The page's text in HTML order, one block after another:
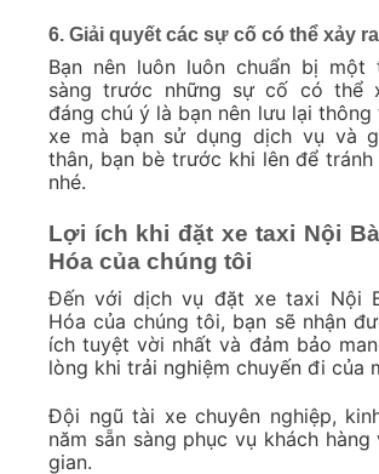
6. Giải quyết các sự cố có thể xảy ra
Bạn nên luôn luôn chuẩn bị một
sàng trước những sự cố có thể
đáng chú ý là bạn nên lưu lại thông
xe mà bạn sử dụng dịch vụ và
thân, bạn bè trước khi lên để
nhé.
Lợi ích khi đặt xe taxi Nội
Hóa của chúng tôi
Đến với dịch vụ đặt xe taxi Nội
Hóa của chúng tôi, bạn sẽ nhận
ích tuyệt vời nhất và đảm bảo
lòng khi trải nghiệm chuyến đi của
Đội ngũ tài xe chuyên nghiệp,
năm sẵn sàng phục vụ khách
gian.